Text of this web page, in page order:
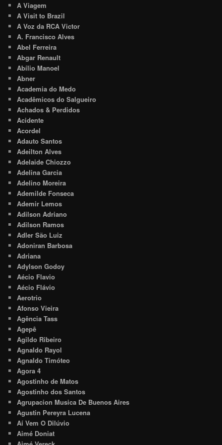
A Viagem
A Visit to Brazil
A Voz da RCA Victor
A. Francisco Alves
Abel Ferreira
Abgar Renault
Abílio Manoel
Abner
Academia do Medo
Acadêmicos do Salgueiro
Achados & Perdidos
Acidente
Acordel
Adauto Santos
Adeilton Alves
Adelaide Chiozzo
Adelina Garcia
Adelino Moreira
Ademilde Fonseca
Ademir Lemos
Adilson Adriano
Adilson Ramos
Adler São Luiz
Adoniran Barbosa
Adriana
Adylson Godoy
Aécio Flavio
Aécio Flávio
Aerotrio
Afonso Vieira
Agência Tass
Agepê
Agildo Ribeiro
Agnaldo Rayol
Agnaldo Timóteo
Agora 4
Agostinho de Matos
Agostinho dos Santos
Agrupacion Musica De Buenos Aires
Agustin Pereyra Lucena
Aí Vem O Dilúvio
Aimé Doniat